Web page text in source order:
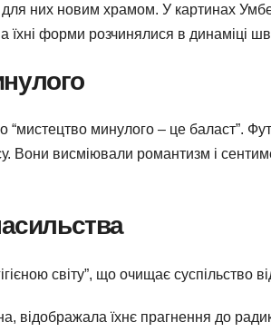
для них новим храмом. У картинах
їхні форми розчинялися в динаміці
“мистецтво минулого – це баласт”.
Вони висміювали романтизм і
світу”, що очищає суспільство
відображала їхнє прагнення до